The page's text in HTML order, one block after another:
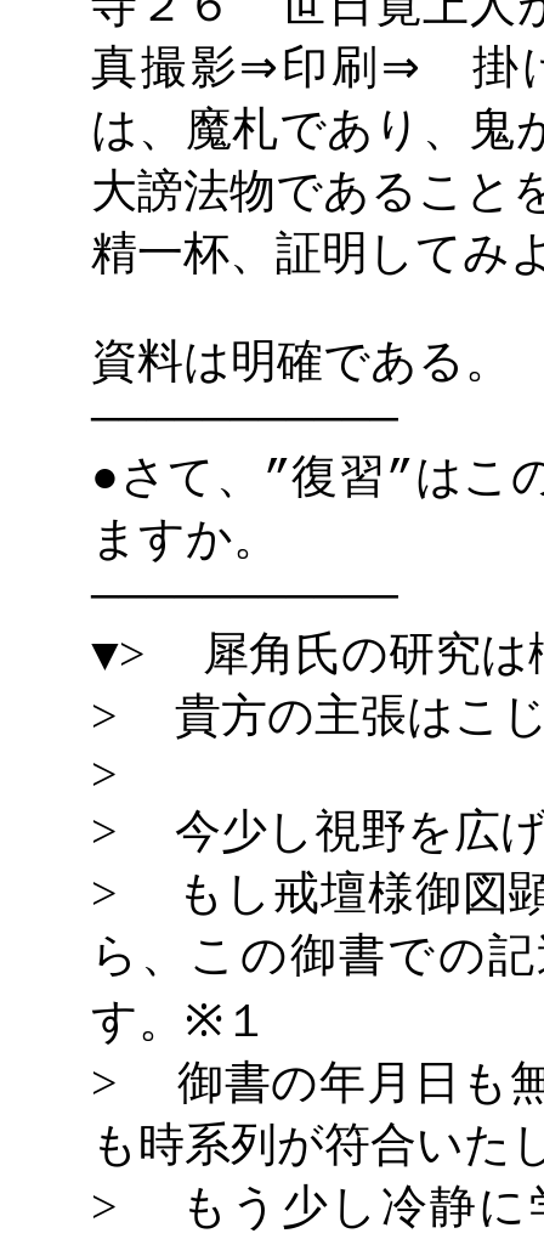
真撮影⇒印刷 ⇒ 掛
は、魔札であり、鬼
大謗法物であること
精一杯、証明してみ
資料は明確である。
―――――――――――
● さて、 ”復習”はこ
ますか。
―――――――――――
▼> 犀角氏の研究は
> 貴方の主張はこ
>
> 今少し視野を広
> もし戒壇様御図
ら、この御書での
す。 ※ １
> 御書の年月日も
も時系列が符合いた
> もう少し冷静に